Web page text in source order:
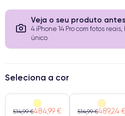
Veja o seu produto
4 iPhone 14 Pro com fotos
único
Seleciona a cor
514,99 €484,99 € 514,99 €489,24 €